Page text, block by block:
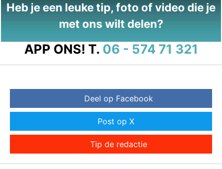
Heb je een leuke tip, foto of video die je
met ons wilt delen?
APP ONS! T. 06 - 574 71 321
Deel op Facebook
Post op X
Tip de redactie